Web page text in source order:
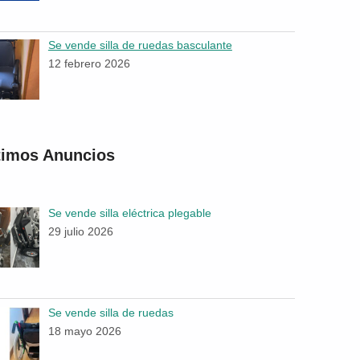
Se vende silla de ruedas basculante
12 febrero 2026
Anuncios
Se vende silla eléctrica plegable
29 julio 2026
Se vende silla de ruedas
18 mayo 2026